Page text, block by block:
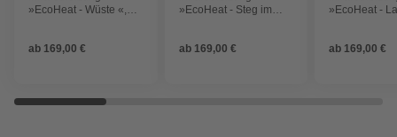
»EcoHeat - Wüste «,
ab 169,00 €
»EcoHeat - Steg im
ab 169,00 €
»EcoHeat -
ab 169,00 €